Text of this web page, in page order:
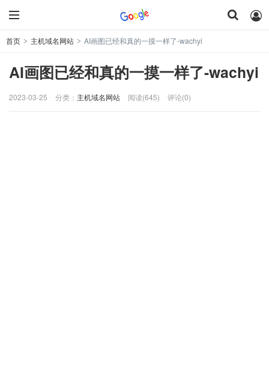
首页 > 主机域名网站 > AI画图已经和真的一摸一样了-wachyi
AI画图已经和真的一摸一样了-wachyi
2023-03-25 分类： 主机域名网站 阅读(645) 评论(0)